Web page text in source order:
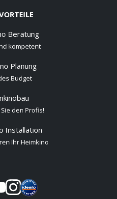
Beratung
kompetent
Planung
Budget
den Profis!
Installation
Ihr Heimkino